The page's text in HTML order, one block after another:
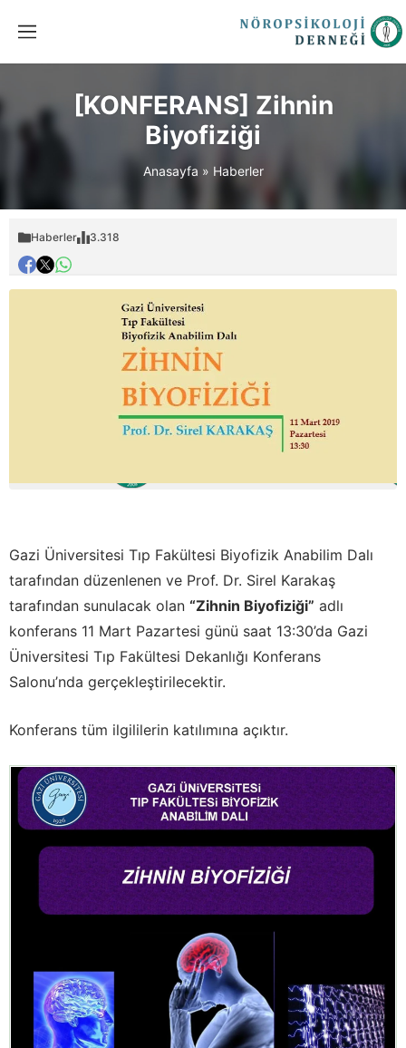
[KONFERANS] Zihnin
Biyofiziği
Anasayfa » Haberler
Haberler 3.318
Gazi Üniversitesi Tıp Fakültesi Biyofizik Anabilim Dalı
tarafından düzenlenen ve Prof. Dr. Sirel Karakaş
tarafından sunulacak olan “Zihnin Biyofiziği” adlı
konferans 11 Mart Pazartesi günü saat 13:30’da Gazi
Üniversitesi Tıp Fakültesi Dekanlığı Konferans
Salonu’nda gerçekleştirilecektir.
Konferans tüm ilgililerin katılımına açıktır.